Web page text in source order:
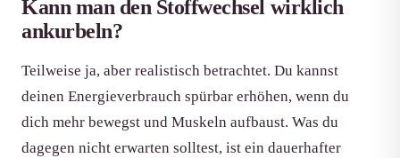
Kann man den Stoffwechsel wirklich
ankurbeln?
Teilweise ja, aber realistisch betrachtet. Du kannst
deinen Energieverbrauch spürbar erhöhen, wenn du
dich mehr bewegst und Muskeln aufbaust. Was du
dagegen nicht erwarten solltest, ist ein dauerhafter